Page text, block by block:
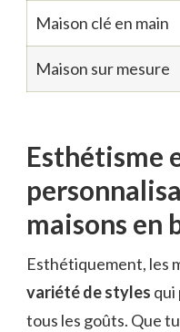
Maison clé en main
Maison sur mesure
Esthétisme
maisons en
Esthétiquement, les
variété de styles qui
tous les goûts. Que